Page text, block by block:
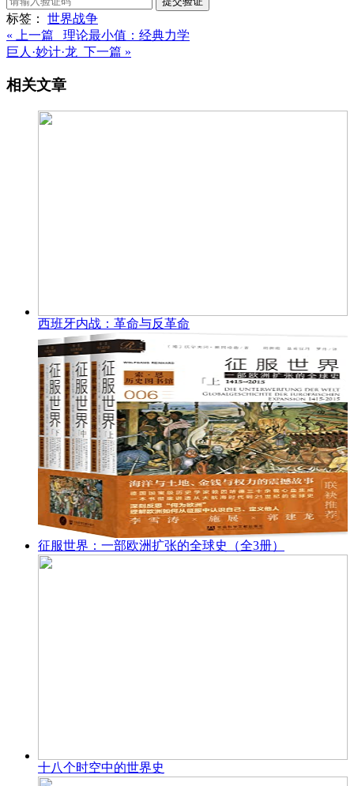
标签： 世界战争
« 上一篇 理论最小值：经典力学
巨人·妙计·龙 下一篇 »
相关文章
西班牙内战：革命与反革命
征服世界：一部欧洲扩张的全球史（全3册）
十八个时空中的世界史